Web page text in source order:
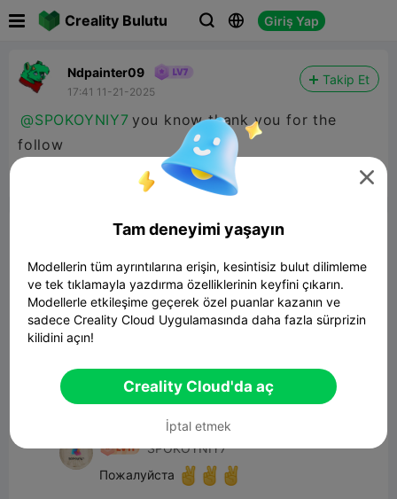
Creality Bulutu   Giriş Yap
Ndpainter09
17:41 11-21-2025
Takip Et
@SPOKOYNIY7 you know thank you for the
follow
2 
SPOKOYNIY7
Пожалуйста

Tam deneyimi yaşayın
Modellerin tüm ayrıntılarına erişin, kesintisiz bulut dilimleme
ve tek tıklamayla yazdırma özelliklerinin keyfini çıkarın.
Modellerle etkileşime geçerek özel puanlar kazanın ve
sadece Creality Cloud Uygulamasında daha fazla sürprizin
kilidini açın!
Creality Cloud'da aç
İptal etmek